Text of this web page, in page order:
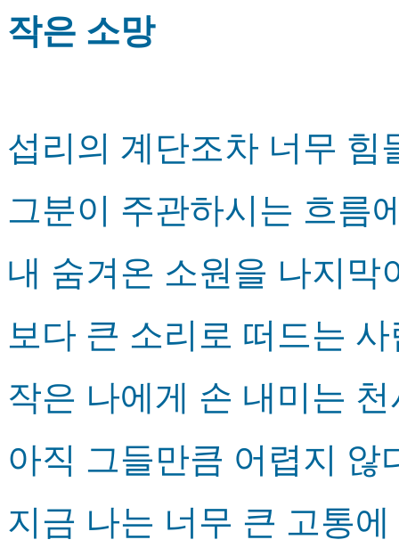
작은 소망
섭리의 계단조차 너무 힘
그분이 주관하시는 흐름
내 숨겨온 소원을 나지막
보다 큰 소리로 떠드는
작은 나에게 손 내미는
아직 그들만큼 어렵지 않
지금 나는 너무 큰 고통